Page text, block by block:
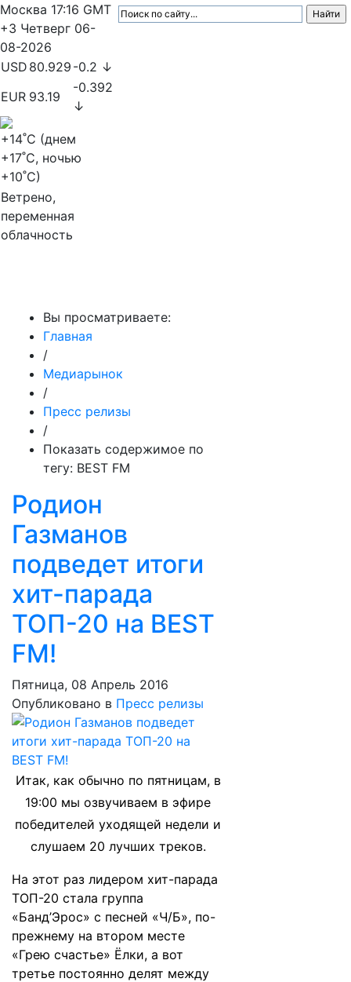
Москва 17:16 GMT
+3 Четверг 06-
08-2026
USD 80.929 -0.2 ↓
EUR 93.19
-0.392
↓
+14˚C (днем
+17˚C, ночью
+10˚C)
Ветрено,
переменная
облачность
Вы просматриваете:
Главная
/
Медиарынок
/
Пресс релизы
/
Показать содержимое по
тегу: BEST FM
Родион
Газманов
подведет итоги
хит-парада
ТОП-20 на BEST
FM!
Пятница, 08 Апрель 2016
Опубликовано в Пресс релизы
Итак, как обычно по пятницам, в
19:00 мы озвучиваем в эфире
победителей уходящей недели и
слушаем 20 лучших треков.
На этот раз лидером хит-парада
ТОП-20 стала группа
«Банд’Эрос» с песней «Ч/Б», по-
прежнему на втором месте
«Грею счастье» Ёлки, а вот
третье постоянно делят между